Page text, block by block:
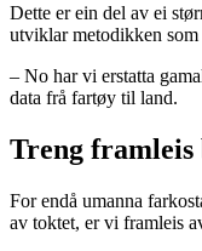
Dette er ein del av ei
utviklar metodikken
– No har vi erstatta
data frå fartøy til land.
Treng
For endå umanna
av toktet, er vi framleis